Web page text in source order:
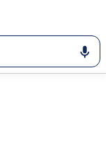
de software